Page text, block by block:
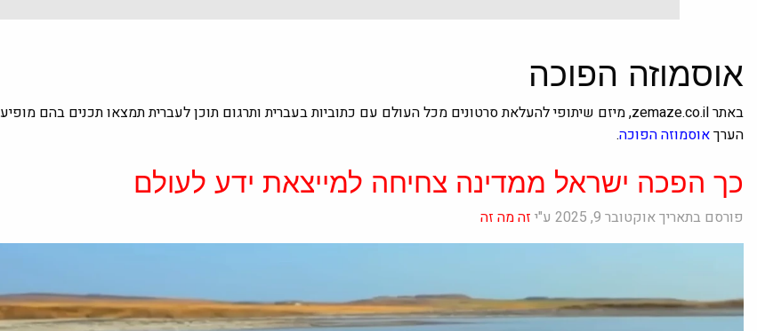
אוסמוזה הפוכה
באתר zemaze.co.il, מיזם שיתופי להעלאת סרטונים מכל העולם עם כתוביות בעברית ותרגום תוכן לעברית תמצאו תכנים בהם מופיע
הערךאוסמוזה הפוכה.
כך הפכה ישראל ממדינה צחיחה למייצאת ידע לעולם
פורסם בתאריך אוקטובר 9, 2025 ע"י זה מה זה